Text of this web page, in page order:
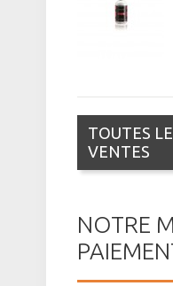
TOUTES
VENTES
NOTRE